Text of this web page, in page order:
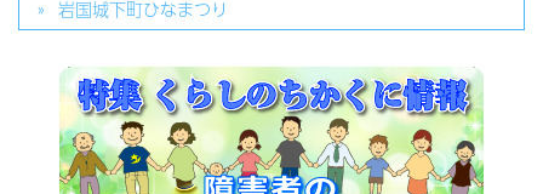
岩国城下町ひなまつり